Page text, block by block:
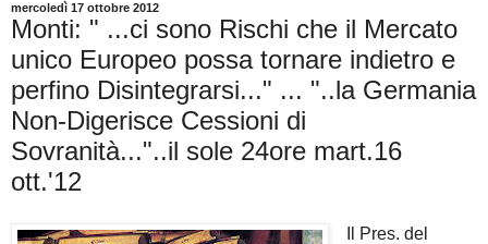
mercoledì 17 ottobre 2012
Monti: " ...ci sono Rischi che il Mercato
unico Europeo possa tornare indietro e
perfino Disintegrarsi..." ... "..la Germania
Non-Digerisce Cessioni di
Sovranità..."..il sole 24ore mart.16
ott.'12
Il Pres. del